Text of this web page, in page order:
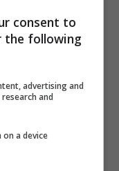
che emerge
di
Geolier e
del 2023.
consent to
the following
advertising and
and
a device